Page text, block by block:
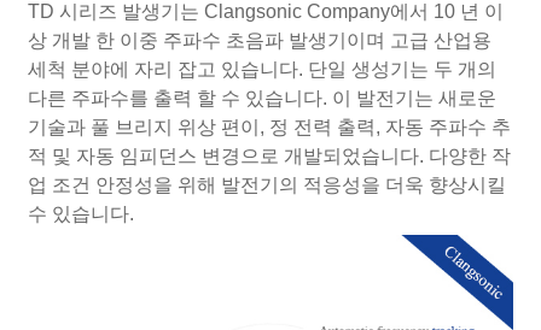
TD 시리즈 발생기는 Clangsonic Company에서 10 년 이
상 개발 한 이중 주파수 초음파 발생기이며 고급 산업용
세척 분야에 자리 잡고 있습니다. 단일 생성기는 두 개의
다른 주파수를 출력 할 수 있습니다. 이 발전기는 새로운
기술과 풀 브리지 위상 편이, 정 전력 출력, 자동 주파수 추
적 및 자동 임피던스 변경으로 개발되었습니다. 다양한 작
업 조건 안정성을 위해 발전기의 적응성을 더욱 향상시킬
수 있습니다.